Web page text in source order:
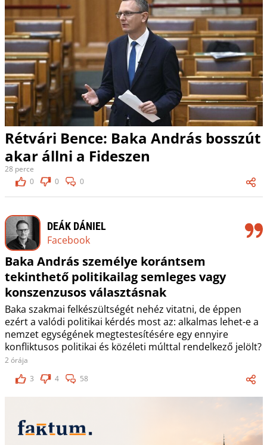
Rétvári Bence: Baka András bosszút
akar állni a Fideszen
28 perce
0
0 0
DEÁK DÁNIEL
Facebook
Baka András személye korántsem
tekinthető politikailag semleges vagy
konszenzusos választásnak
Baka szakmai felkészültségét nehéz vitatni, de éppen
ezért a valódi politikai kérdés most az: alkalmas lehet-e a
nemzet egységének megtestesítésére egy ennyire
konfliktusos politikai és közéleti múlttal rendelkező jelölt?
2 órája
3
4 58